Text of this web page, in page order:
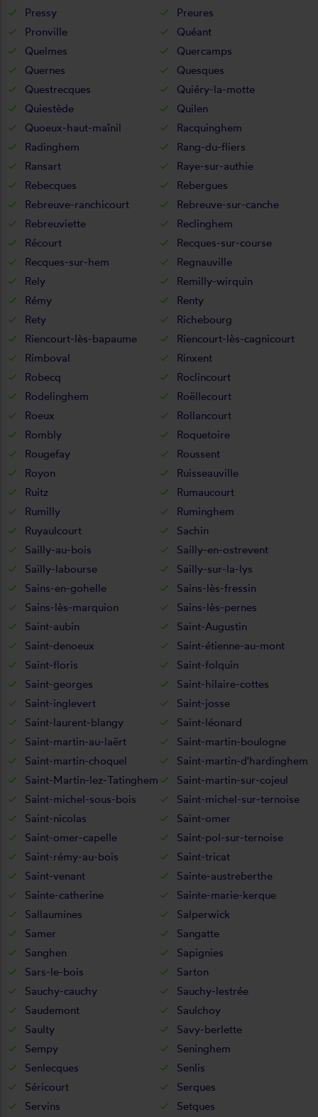
Pressy
Preures
Pronville
Quéant
Quelmes
Quercamps
Quernes
Quesques
Questrecques
Quiéry-la-motte
Quiestède
Quilen
Quoeux-haut-maînil
Racquinghem
Radinghem
Rang-du-fliers
Ransart
Raye-sur-authie
Rebecques
Rebergues
Rebreuve-ranchicourt
Rebreuve-sur-canche
Rebreuviette
Reclinghem
Récourt
Recques-sur-course
Recques-sur-hem
Regnauville
Rely
Remilly-wirquin
Rémy
Renty
Rety
Richebourg
Riencourt-lès-bapaume
Riencourt-lès-cagnicourt
Rimboval
Rinxent
Robecq
Roclincourt
Rodelinghem
Roëllecourt
Roeux
Rollancourt
Rombly
Roquetoire
Rougefay
Roussent
Royon
Ruisseauville
Ruitz
Rumaucourt
Rumilly
Ruminghem
Ruyaulcourt
Sachin
Sailly-au-bois
Sailly-en-ostrevent
Sailly-labourse
Sailly-sur-la-lys
Sains-en-gohelle
Sains-lès-fressin
Sains-lès-marquion
Sains-lès-pernes
Saint-aubin
Saint-Augustin
Saint-denoeux
Saint-étienne-au-mont
Saint-floris
Saint-folquin
Saint-georges
Saint-hilaire-cottes
Saint-inglevert
Saint-josse
Saint-laurent-blangy
Saint-léonard
Saint-martin-au-laërt
Saint-martin-boulogne
Saint-martin-choquel
Saint-martin-d'hardinghem
Saint-Martin-lez-Tatinghem
Saint-martin-sur-cojeul
Saint-michel-sous-bois
Saint-michel-sur-ternoise
Saint-nicolas
Saint-omer
Saint-omer-capelle
Saint-pol-sur-ternoise
Saint-rémy-au-bois
Saint-tricat
Saint-venant
Sainte-austreberthe
Sainte-catherine
Sainte-marie-kerque
Sallaumines
Salperwick
Samer
Sangatte
Sanghen
Sapignies
Sars-le-bois
Sarton
Sauchy-cauchy
Sauchy-lestrée
Saudemont
Saulchoy
Saulty
Savy-berlette
Sempy
Seninghem
Senlecques
Senlis
Séricourt
Serques
Servins
Setques